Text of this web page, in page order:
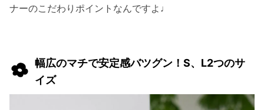
ナーのこだわりポイントなんですよ♩
幅広のマチで安定感バツグン！S、L2つのサ
イズ